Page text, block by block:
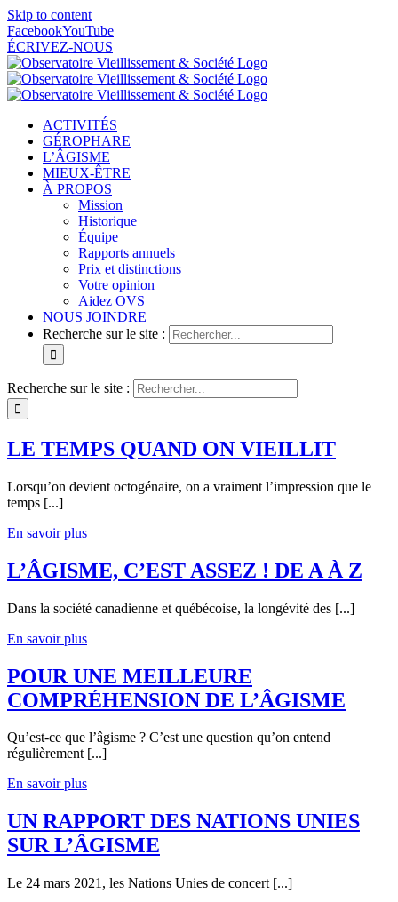
Skip to content
FacebookYouTube
ÉCRIVEZ-NOUS
ACTIVITÉS
GÉROPHARE
L’ÂGISME
MIEUX-ÊTRE
À PROPOS
Mission
Historique
Équipe
Rapports annuels
Prix et distinctions
Votre opinion
Aidez OVS
NOUS JOINDRE
Recherche sur le site :
Recherche sur le site :
LE TEMPS QUAND ON VIEILLIT
Lorsqu’on devient octogénaire, on a vraiment l’impression que le
temps [...]
En savoir plus
L’ÂGISME, C’EST ASSEZ ! DE A À Z
Dans la société canadienne et québécoise, la longévité des [...]
En savoir plus
POUR UNE MEILLEURE
COMPRÉHENSION DE L’ÂGISME
Qu’est-ce que l’âgisme ? C’est une question qu’on entend
régulièrement [...]
En savoir plus
UN RAPPORT DES NATIONS UNIES
SUR L’ÂGISME
Le 24 mars 2021, les Nations Unies de concert [...]